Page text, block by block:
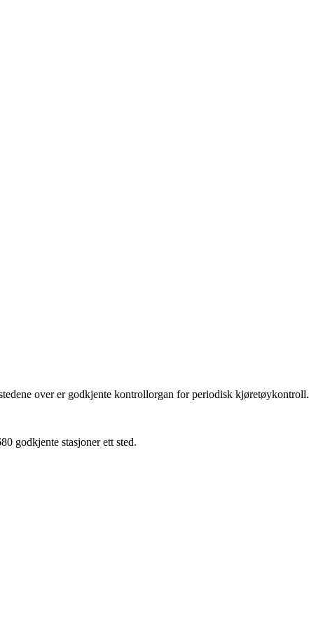
over er godkjente kontrollorgan for periodisk kjøretøykontroll.
godkjente stasjoner ett sted.